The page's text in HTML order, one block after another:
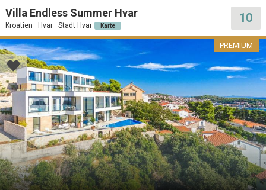
Villa Endless Summer Hvar
Kroatien · Hvar · Stadt Hvar Karte
10
PREMIUM